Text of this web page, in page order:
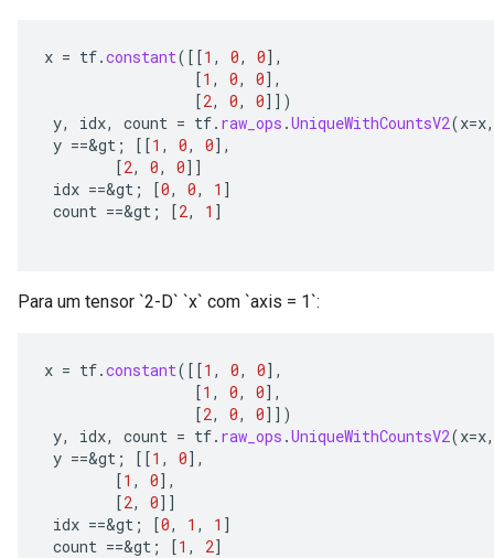
x = tf.constant( [[1 , 0, 0] ,
[1 , 0, 0] ,
[2, 0, 0]] )
y, idx, count = tf. raw_ops .UniqueWithCountsV2(x=x,
y ==&gt ; [[1 , 0, 0] ,
[2, 0, 0]]
idx ==&gt ; [0, 0, 1 ]
count ==&gt ; [2, 1 ]
Para um tensor `2-D` `x` com `axis = 1`:
x = tf.constant( [[1 , 0, 0] ,
[1 , 0, 0] ,
[2, 0, 0]] )
y, idx, count = tf. raw_ops .UniqueWithCountsV2(x=x,
y ==&gt ; [[1 , 0] ,
[1 , 0] ,
[2, 0]]
idx ==&gt ; [0, 1 , 1 ]
count ==&gt ; [1 , 2]